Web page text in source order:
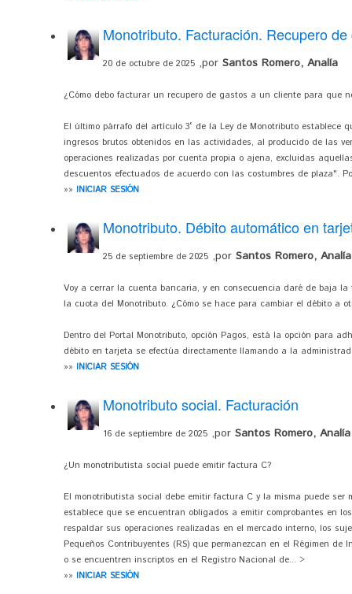
Monotributo. Facturación. Recupero de
20 de octubre de 2025 ,por Santos Romero, Analía
¿Cómo debo facturar un recupero de gastos a un cliente para que
El último párrafo del artículo 3° de la Ley de Monotributo establece
ingresos brutos obtenidos en las actividades, al producido de las
operaciones realizadas por cuenta propia o ajena, excluidas
descuentos efectuados de acuerdo con las costumbres de plaza".
»» INICIAR SESIÓN
Monotributo. Débito automático en
25 de septiembre de 2025 ,por Santos Romero, Analía
Voy a cerrar la cuenta bancaria, y en consecuencia daré de baja
la cuota del Monotributo. ¿Cómo se hace para cambiar el débito a
Dentro del Portal Monotributo, opción Pagos, está la opción para
débito en tarjeta se efectúa directamente llamando a la
»» INICIAR SESIÓN
Monotributo social. Facturación
16 de septiembre de 2025 ,por Santos Romero, Analía
¿Un monotributista social puede emitir factura C?
El monotributista social debe emitir factura C y la misma puede ser
establece que se encuentran obligados a emitir comprobantes en
respaldar sus operaciones realizadas en el mercado interno, los
Pequeños Contribuyentes (RS) que permanezcan en el Régimen de
o se encuentren inscriptos en el Registro Nacional de... >
»» INICIAR SESIÓN